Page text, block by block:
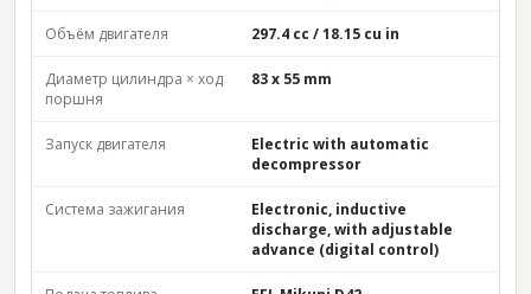
Объём двигателя 297.4 cc / 18.15 cu in
Диаметр цилиндра × ход
поршня
83 x 55 mm
Запуск двигателя
Electric with automatic
decompressor
Система зажигания
Electronic, inductive
discharge, with adjustable
advance (digital control)